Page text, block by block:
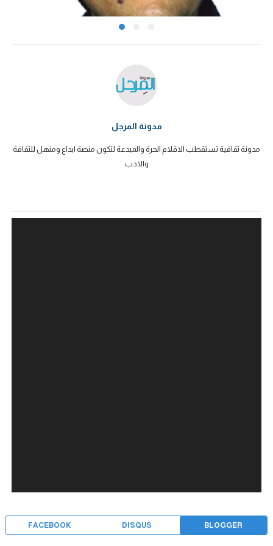
مدونة المرجل
مدونة ثقافية تستقطب الاقلام الحرة والمبدعة لتكون منصة ابداع ومنهل للثقافة
والادب
BLOGGER
DISQUS
FACEBOOK